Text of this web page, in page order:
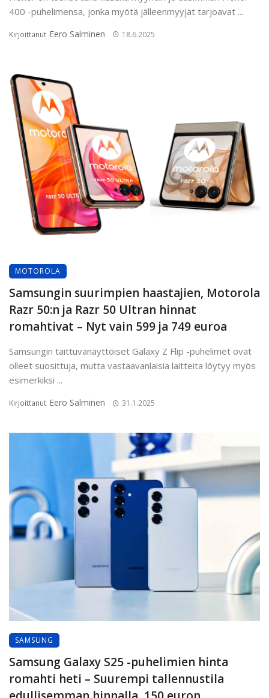
400 -puhelimensa, jonka myötä jälleenmyyjät tarjoavat ...
Kirjoittanut Eero Salminen 18.6.2025
MOTOROLA
Samsungin suurimpien haastajien, Motorola
Razr 50:n ja Razr 50 Ultran hinnat
romahtivat – Nyt vain 599 ja 749 euroa
Samsungin taittuvanäyttöiset Galaxy Z Flip -puhelimet ovat
olleet suosittuja, mutta vastaavanlaisia laitteita löytyy myös
esimerkiksi ...
Kirjoittanut Eero Salminen 31.1.2025
SAMSUNG
Samsung Galaxy S25 -puhelimien hinta
romahti heti – Suurempi tallennustila